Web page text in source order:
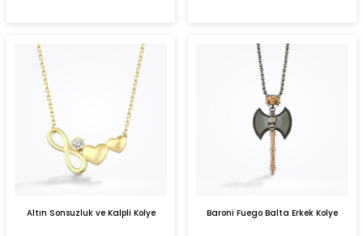
Altın Sonsuzluk ve Kalpli Kolye Baroni Fuego Balta Erkek Kolye